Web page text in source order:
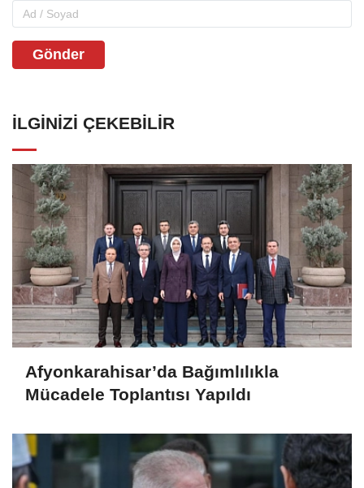
Gönder
İLGINIZI ÇEKEBILIR
Afyonkarahisar’da Bağımlılıkla
Mücadele Toplantısı Yapıldı